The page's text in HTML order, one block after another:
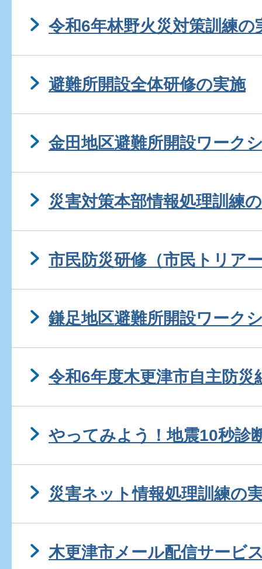
令和6年林野火災対策訓練の
避難所開設全体研修の実施
金田地区避難所開設ワーク
災害対策本部情報処理訓練
市民防災研修（市民トリア
鎌足地区避難所開設ワーク
令和6年度木更津市自主防災
やってみよう！地震10秒診
災害ネット情報処理訓練の
木更津市メール配信サービ